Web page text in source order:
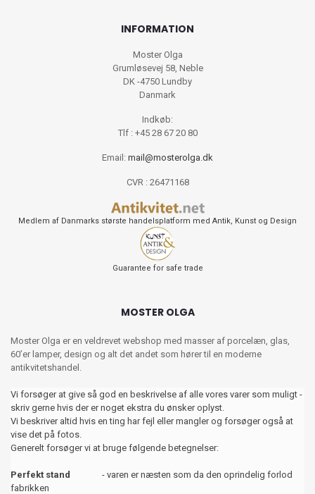
INFORMATION
Moster Olga
Grumløsevej 58, Neble
DK -4750 Lundby
Danmark
Indkøb:
Tlf : +45 28 67 20 80
Email: mail@mosterolga.dk
CVR : 26471168
Medlem af Danmarks største handelsplatform med Antik, Kunst og Design
Guarantee for safe trade
MOSTER OLGA
Moster Olga er en veldrevet webshop med masser af porcelæn, glas,
60’er lamper, design og alt det andet som hører til en moderne
antikvitetshandel.
Vi forsøger at give så god en beskrivelse af alle vores varer som muligt -
skriv gerne hvis der er noget ekstra du ønsker oplyst.
Vi beskriver altid hvis en ting har fejl eller mangler og forsøger også at
vise det på fotos.
Generelt forsøger vi at bruge følgende betegnelser:
Perfekt stand - varen er næsten som da den oprindelig forlod
fabrikken